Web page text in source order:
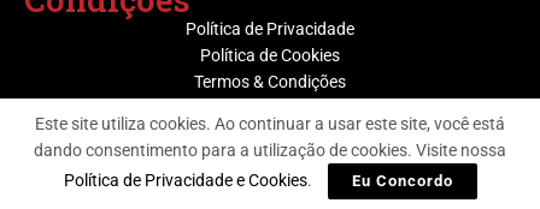
Política de Privacidade
Política de Cookies
Termos & Condições
@ Grupo Media Nova | Socijornal
Este site utiliza cookies. Ao continuar a usar este site, você está
dando consentimento para a utilização de cookies. Visite nossa
Política de Privacidade e Cookies. Eu Concordo